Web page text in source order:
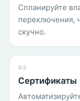
Спланируйте
переключения,
скучно.
02
Сертификаты